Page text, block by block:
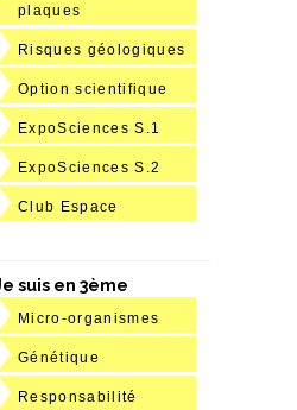
plaques
Risques géologiques
Option scientifique
ExpoSciences S.1
ExpoSciences S.2
Club Espace
suis en 3ème
Micro-organismes
Génétique
Responsabilité